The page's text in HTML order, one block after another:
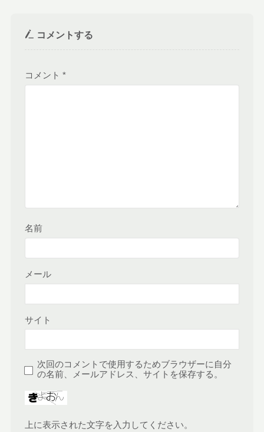
コメントする
コメント*
名前
メール
サイト
次回のコメントで使用するためブラウザーに自分
の名前、メールアドレス、サイトを保存する。
上に表示された文字を入力してください。